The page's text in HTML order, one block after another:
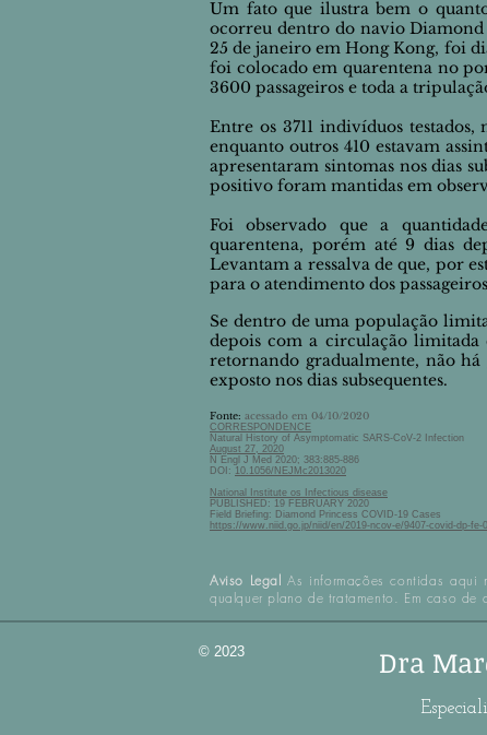
Um fato que ilustra bem o
ocorreu dentro do navioDiamond
25 de janeiro em Hong Kong, foi
foi colocado em quarentena no
3600 passageiros e toda a
Entre os 3711 indivíduos
enquanto outros 410 estavam
apresentaram sintomas nos dias
positivo foram mantidas em
Foi observado que a
quarentena, porématé 9 dias
Levantam a ressalva de que, por
para o atendimento dos
Se dentro de uma população
depois com a circulação limitada
retornando gradualmente, não
exposto nos dias subsequentes.
Fonte: acessado em 04/10/2020
CORRESPONDENCE
Natural History of Asymptomatic SARS-CoV-2 Infection
August 27, 2020
N Engl J Med 2020; 383:885-886
DOI: 10.1056/NEJMc2013020
National Institute os Infectious disease
PUBLISHED: 19 FEBRUARY 2020
Field Briefing: Diamond Princess COVID-19 Cases
https://www.niid.go.jp/niid/en/2019-ncov-e/9407-covid-dp-fe-
Aviso Legal As informações contidas aqui
qualquer plano de tratamento. Em caso de
© 2023 Dra